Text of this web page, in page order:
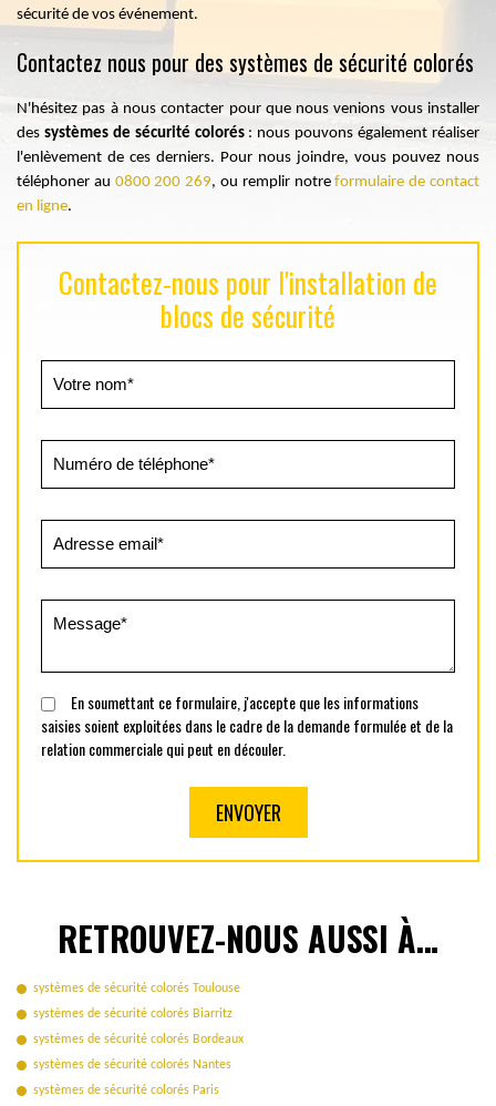
sécurité de vos événement.
Contactez nous pour des systèmes de sécurité colorés
N'hésitez pas à nous contacter pour que nous venions vous installer
des systèmes de sécurité colorés: nous pouvons également réaliser
l'enlèvement de ces derniers. Pour nous joindre, vous pouvez nous
téléphoner au 0800 200 269, ou remplir notreformulaire de contact
en ligne.
Contactez-nous pour l'installation de
blocs de sécurité
En soumettant ce formulaire, j'accepte que les informations
saisies soient exploitées dans le cadre de la demande formulée et de la
relation commerciale qui peut en découler.
RETROUVEZ-NOUS AUSSI À…
systèmes de sécurité colorés Toulouse
systèmes de sécurité colorés Biarritz
systèmes de sécurité colorés Bordeaux
systèmes de sécurité colorés Nantes
systèmes de sécurité colorés Paris